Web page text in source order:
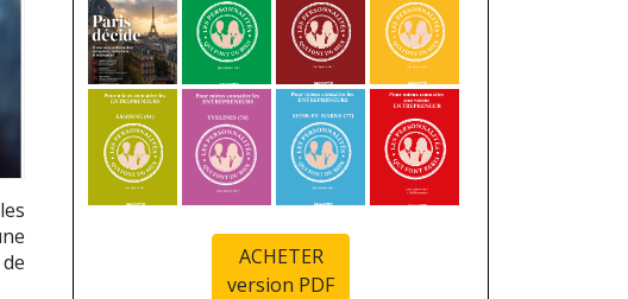
ACHETER
version PDF